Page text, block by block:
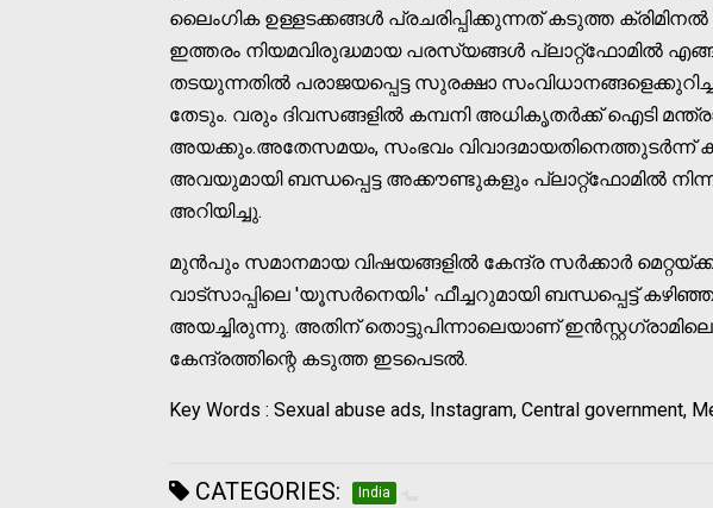
ലൈംഗിക ഉള്ളടക്കങ്ങൾ പ്രചരിപ്പിക്കുന്നത് കടുത്ത
ഇത്തരം നിയമവിരുദ്ധമായ പരസ്യങ്ങൾ പ്ലാറ്റ്‌ഫോമിൽ
തടയുന്നതിൽ പരാജയപ്പെട്ട സുരക്ഷാ
തേടും. വരും ദിവസങ്ങളിൽ കമ്പനി അധികൃതർക്ക് ഐടി
അയക്കും.അതേസമയം, സംഭവം വിവാദമായതിനെത്തുടർന്ന്
അവയുമായി ബന്ധപ്പെട്ട അക്കൗണ്ടുകളും പ്ലാറ്റ്‌ഫോമിൽ നിന്ന്
അറിയിച്ചു.
മുൻപും സമാനമായ വിഷയങ്ങളിൽ കേന്ദ്ര സർക്കാർ
വാട്സാപ്പിലെ 'യൂസർനെയിം' ഫീച്ചറുമായി ബന്ധപ്പെട്ട്
അയച്ചിരുന്നു. അതിന് തൊട്ടുപിന്നാലെയാണ്
കേന്ദ്രത്തിന്റെ കടുത്ത ഇടപെടൽ.
Key Words : Sexual abuse ads, Instagram, Central government,
CATEGORIES: India